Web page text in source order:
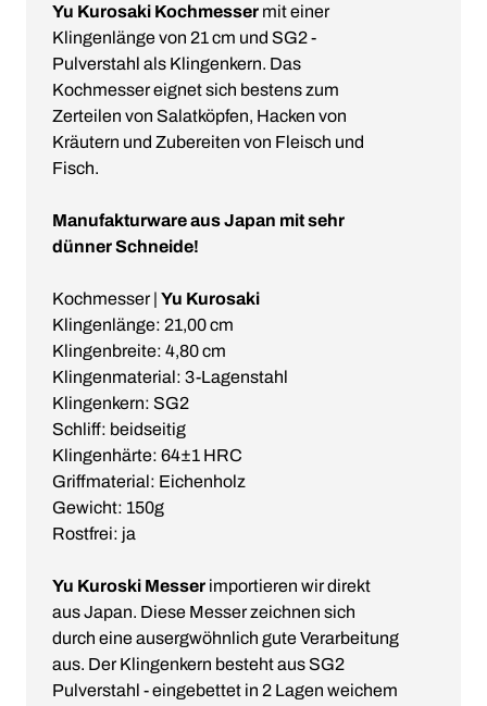
Yu Kurosaki Kochmesser mit einer
Klingenlänge von 21 cm und SG2 -
Pulverstahl als Klingenkern. Das
Kochmesser eignet sich bestens zum
Zerteilen von Salatköpfen, Hacken von
Kräutern und Zubereiten von Fleisch und
Fisch.
Manufakturware aus Japan mit sehr
dünner Schneide!
Kochmesser | Yu Kurosaki
Klingenlänge: 21,00 cm
Klingenbreite: 4,80 cm
Klingenmaterial: 3-Lagenstahl
Klingenkern: SG2
Schliff: beidseitig
Klingenhärte: 64±1 HRC
Griffmaterial: Eichenholz
Gewicht: 150g
Rostfrei: ja
Yu Kuroski Messer importieren wir direkt
aus Japan. Diese Messer zeichnen sich
durch eine ausergwöhnlich gute Verarbeitung
aus. Der Klingenkern besteht aus SG2
Pulverstahl - eingebettet in 2 Lagen weichem